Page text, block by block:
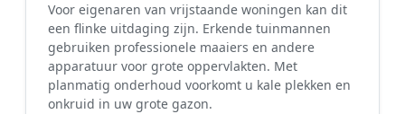
Voor eigenaren van vrijstaande woningen kan dit
een flinke uitdaging zijn. Erkende tuinmannen
gebruiken professionele maaiers en andere
apparatuur voor grote oppervlakten. Met
planmatig onderhoud voorkomt u kale plekken en
onkruid in uw grote gazon.